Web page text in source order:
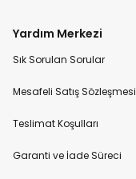
Yardım Merkezi
Sık Sorulan Sorular
Mesafeli Satış Sözleşmesi
Teslimat Koşulları
Garanti ve İade Süreci